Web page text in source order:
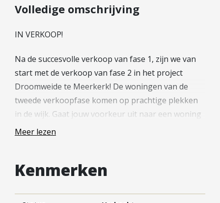
Starterslening
Banken
Reviews
Leer ons kennen
Over Ons
FAQ
Volledige omschrijving
IN VERKOOP!
Na de succesvolle verkoop van fase 1, zijn we van
start met de verkoop van fase 2 in het project
Droomweide te Meerkerk! De woningen van de
tweede verkoopfase komen op prachtige plekken
in de wijk. Gaat jouw voorkeur uit naar een woning
op één van de eilanden of woon jij liever aan de
bouwkavels. Wil je meer weten over de woningen of
snel een kijkje op de projectwebsite(nieuwbouw-
Meer lezen
Kenmerken